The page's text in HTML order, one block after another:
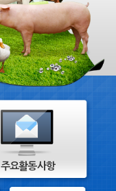
주요활동사항